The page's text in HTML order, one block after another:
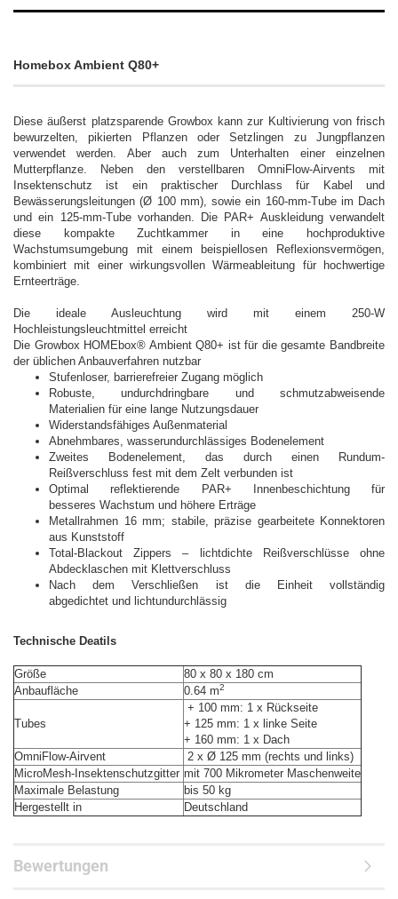
Homebox Ambient Q80+
Diese äußerst platzsparende Growbox kann zur Kultivierung von frisch
bewurzelten, pikierten Pflanzen oder Setzlingen zu Jungpflanzen
verwendet werden. Aber auch zum Unterhalten einer einzelnen
Mutterpflanze. Neben den verstellbaren OmniFlow-Airvents mit
Insektenschutz ist ein praktischer Durchlass für Kabel und
Bewässerungsleitungen (Ø 100 mm), sowie ein 160-mm-Tube im Dach
und ein 125-mm-Tube vorhanden. Die PAR+ Auskleidung verwandelt
diese kompakte Zuchtkammer in eine hochproduktive
Wachstumsumgebung mit einem beispiellosen Reflexionsvermögen,
kombiniert mit einer wirkungsvollen Wärmeableitung für hochwertige
Ernteerträge.
Die ideale Ausleuchtung wird mit einem 250-W
Hochleistungsleuchtmittel erreicht
Die Growbox HOMEbox® Ambient Q80+ ist für die gesamte Bandbreite
der üblichen Anbauverfahren nutzbar
Stufenloser, barrierefreier Zugang möglich
Robuste, undurchdringbare und schmutzabweisende
Materialien für eine lange Nutzungsdauer
Widerstandsfähiges Außenmaterial
Abnehmbares, wasserundurchlässiges Bodenelement
Zweites Bodenelement, das durch einen Rundum-
Reißverschluss fest mit dem Zelt verbunden ist
Optimal reflektierende PAR+ Innenbeschichtung für
besseres Wachstum und höhere Erträge
Metallrahmen 16 mm; stabile, präzise gearbeitete Konnektoren
aus Kunststoff
Total-Blackout Zippers – lichtdichte Reißverschlüsse ohne
Abdecklaschen mit Klettverschluss
Nach dem Verschließen ist die Einheit vollständig
abgedichtet und lichtundurchlässig
Technische Deatils
Größe
80 x 80 x 180 cm
Anbaufläche
0.64 m2
Tubes
+ 100 mm: 1 x Rückseite
+ 125 mm: 1 x linke Seite
+ 160 mm: 1 x Dach
OmniFlow-Airvent
2 x Ø 125 mm (rechts und links)
MicroMesh-Insektenschutzgitter mit 700 Mikrometer Maschenweite
Maximale Belastung
bis 50 kg
Hergestellt in
Deutschland
Bewertungen